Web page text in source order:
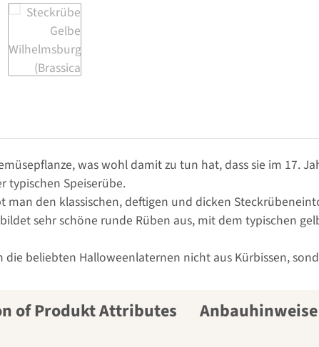
was wohl damit zu tun hat, dass sie im 17.
typischen Speiserübe.
den klassischen, deftigen und dicken
sehr schöne runde Rüben aus, mit dem typischen
beliebten Halloweenlaternen nicht aus Kürbissen,
Anbauhinweise